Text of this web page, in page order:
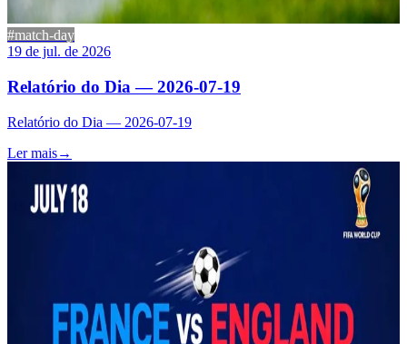
#match-day
19 de jul. de 2026
Relatório do Dia — 2026-07-19
Relatório do Dia — 2026-07-19
Ler mais→